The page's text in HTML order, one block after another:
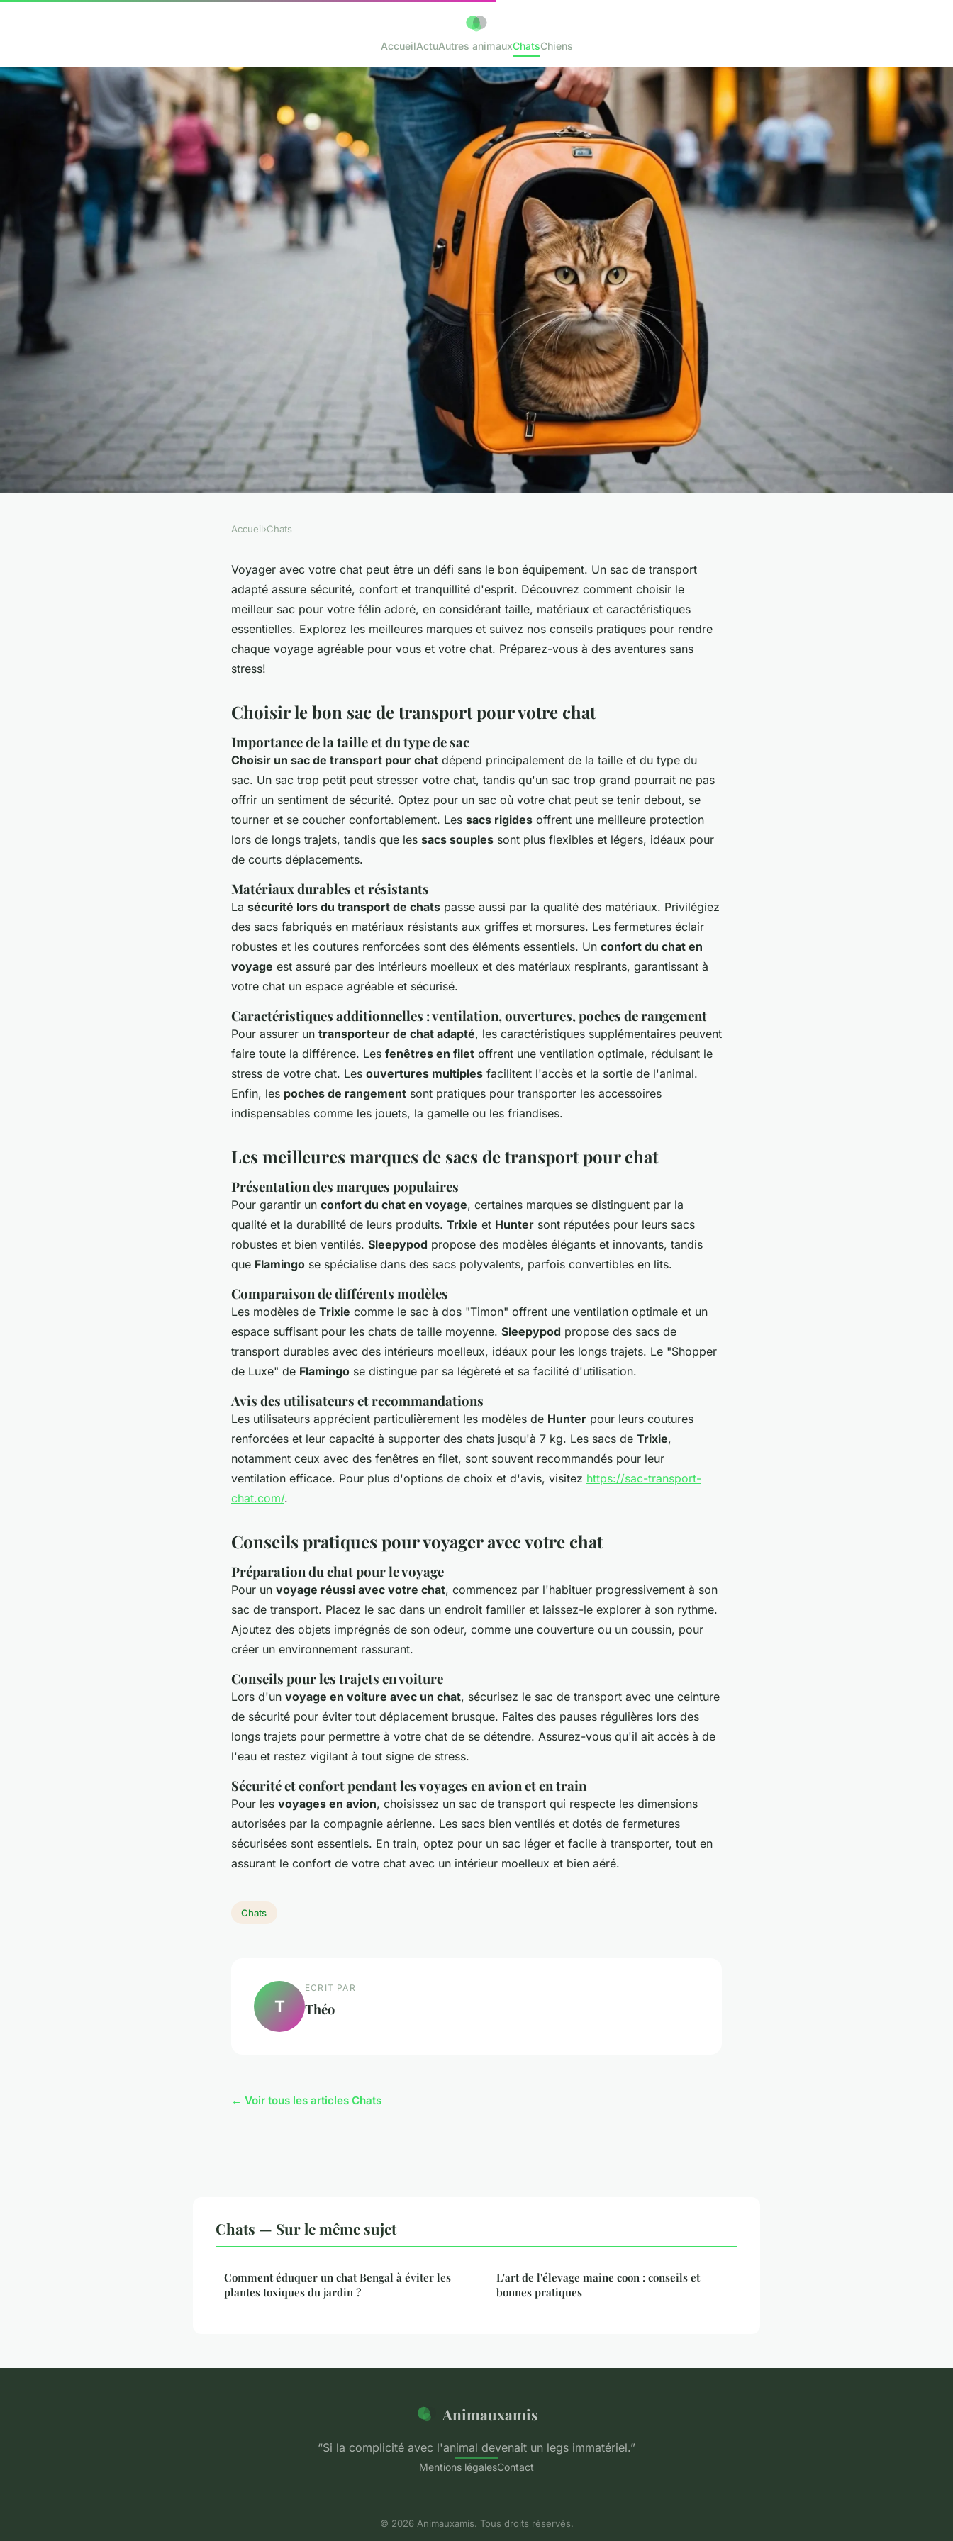
AccueilActuAutres animauxChatsChiens
Sac transport chat : voyagez
sereinement avec votre félin
Accueil›Chats
Voyager avec votre chat peut être un défi sans le bon équipement. Un sac de transport
adapté assure sécurité, confort et tranquillité d'esprit. Découvrez comment choisir le
meilleur sac pour votre félin adoré, en considérant taille, matériaux et caractéristiques
essentielles. Explorez les meilleures marques et suivez nos conseils pratiques pour rendre
chaque voyage agréable pour vous et votre chat. Préparez-vous à des aventures sans
stress!
Choisir le bon sac de transport pour votre chat
Importance de la taille et du type de sac
Choisir un sac de transport pour chat dépend principalement de la taille et du type du
sac. Un sac trop petit peut stresser votre chat, tandis qu'un sac trop grand pourrait ne pas
offrir un sentiment de sécurité. Optez pour un sac où votre chat peut se tenir debout, se
tourner et se coucher confortablement. Les sacs rigides offrent une meilleure protection
lors de longs trajets, tandis que les sacs souples sont plus flexibles et légers, idéaux pour
de courts déplacements.
Matériaux durables et résistants
La sécurité lors du transport de chats passe aussi par la qualité des matériaux. Privilégiez
des sacs fabriqués en matériaux résistants aux griffes et morsures. Les fermetures éclair
robustes et les coutures renforcées sont des éléments essentiels. Un confort du chat en
voyage est assuré par des intérieurs moelleux et des matériaux respirants, garantissant à
votre chat un espace agréable et sécurisé.
Caractéristiques additionnelles : ventilation, ouvertures, poches de rangement
Pour assurer un transporteur de chat adapté, les caractéristiques supplémentaires peuvent
faire toute la différence. Les fenêtres en filet offrent une ventilation optimale, réduisant le
stress de votre chat. Les ouvertures multiples facilitent l'accès et la sortie de l'animal.
Enfin, les poches de rangement sont pratiques pour transporter les accessoires
indispensables comme les jouets, la gamelle ou les friandises.
Les meilleures marques de sacs de transport pour chat
Présentation des marques populaires
Pour garantir un confort du chat en voyage, certaines marques se distinguent par la
qualité et la durabilité de leurs produits. Trixie et Hunter sont réputées pour leurs sacs
robustes et bien ventilés. Sleepypod propose des modèles élégants et innovants, tandis
que Flamingo se spécialise dans des sacs polyvalents, parfois convertibles en lits.
Comparaison de différents modèles
Les modèles de Trixie comme le sac à dos "Timon" offrent une ventilation optimale et un
espace suffisant pour les chats de taille moyenne. Sleepypod propose des sacs de
transport durables avec des intérieurs moelleux, idéaux pour les longs trajets. Le "Shopper
de Luxe" de Flamingo se distingue par sa légèreté et sa facilité d'utilisation.
Avis des utilisateurs et recommandations
Les utilisateurs apprécient particulièrement les modèles de Hunter pour leurs coutures
renforcées et leur capacité à supporter des chats jusqu'à 7 kg. Les sacs de Trixie,
notamment ceux avec des fenêtres en filet, sont souvent recommandés pour leur
ventilation efficace. Pour plus d'options de choix et d'avis, visitez https://sac-transport-
chat.com/.
Conseils pratiques pour voyager avec votre chat
Préparation du chat pour le voyage
Pour un voyage réussi avec votre chat, commencez par l'habituer progressivement à son
sac de transport. Placez le sac dans un endroit familier et laissez-le explorer à son rythme.
Ajoutez des objets imprégnés de son odeur, comme une couverture ou un coussin, pour
créer un environnement rassurant.
Conseils pour les trajets en voiture
Lors d'un voyage en voiture avec un chat, sécurisez le sac de transport avec une ceinture
de sécurité pour éviter tout déplacement brusque. Faites des pauses régulières lors des
longs trajets pour permettre à votre chat de se détendre. Assurez-vous qu'il ait accès à de
l'eau et restez vigilant à tout signe de stress.
Sécurité et confort pendant les voyages en avion et en train
Pour les voyages en avion, choisissez un sac de transport qui respecte les dimensions
autorisées par la compagnie aérienne. Les sacs bien ventilés et dotés de fermetures
sécurisées sont essentiels. En train, optez pour un sac léger et facile à transporter, tout en
assurant le confort de votre chat avec un intérieur moelleux et bien aéré.
Chats
T
ECRIT PAR
Théo
← Voir tous les articles Chats
Chats — Sur le même sujet
Comment éduquer un chat Bengal à éviter les
plantes toxiques du jardin ?
L'art de l'élevage maine coon : conseils et
bonnes pratiques
Animauxamis
“Si la complicité avec l'animal devenait un legs immatériel.”
Mentions légalesContact
© 2026 Animauxamis. Tous droits réservés.